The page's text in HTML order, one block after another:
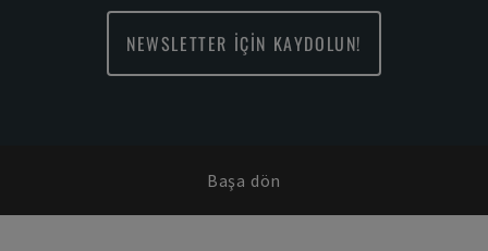
NEWSLETTER İÇİN KAYDOLUN!
Başa dön